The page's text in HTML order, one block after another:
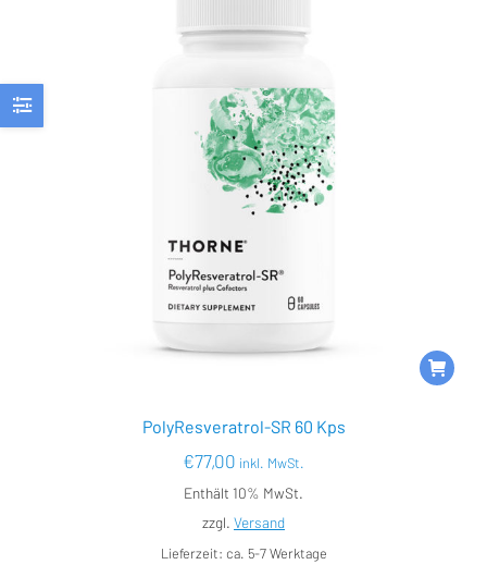
PolyResveratrol-SR 60 Kps
€77,00 inkl. MwSt.
Enthält 10% MwSt.
zzgl. Versand
Lieferzeit: ca. 5-7 Werktage